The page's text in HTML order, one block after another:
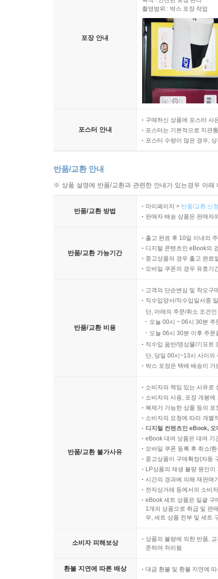
포장 안내
촬영범위 : 박스 포장 작업
포스터 안내
구매하신 상품에 포스터 사
포스터는 기본적으로 지관
포스터 수량이 많은 경우,
반품/교환 안내
※ 상품 설명에 반품/교환과 관련한 안내가 있는경우 아
반품/교환 방법
마이페이지 > 반품/교환 신
판매자 배송 상품은 판매자
반품/교환 가능기간
출고 완료 후 10일 이내의
디지털 콘텐츠인 eBook의
중고상품의 경우 출고 완료
모바일 쿠폰의 경우 유효기
반품/교환 비용
고객의 단순변심 및 착오구
직수입양서/직수입일서중
단, 아래의 주문/취소 조건
오늘 00시 ~ 06시 30분
오늘 06시 30분 이후 주
직수입 음반/영상물/기프트
단, 당일 00시~13시 사이의
박스 포장은 택배 배송이
반품/교환 불가사유
소비자의 책임 있는 사유로
소비자의 사용, 포장 개봉
복제가 가능한 상품 등의
소비자의 요청에 따라 개별
디지털 컨텐츠인 eBook,
eBook 대여 상품은 대여 기
모바일 쿠폰 등록 후 취소/
중고상품이 구매확정(자동
LP상품의 재생 불량 원인
시간의 경과에 의해 재판매
전자상거래 등에서의 소비
eBook 세트 상품은 일괄 구
1개의 상품으로 취급 및 판
우, 세트 상품 전부 및 세트
소비자 피해보상
상품의 불량에 의한 반품,
준하여 처리됨
환불 지연에 따른 배상 대금 환불 및 환불 지연에